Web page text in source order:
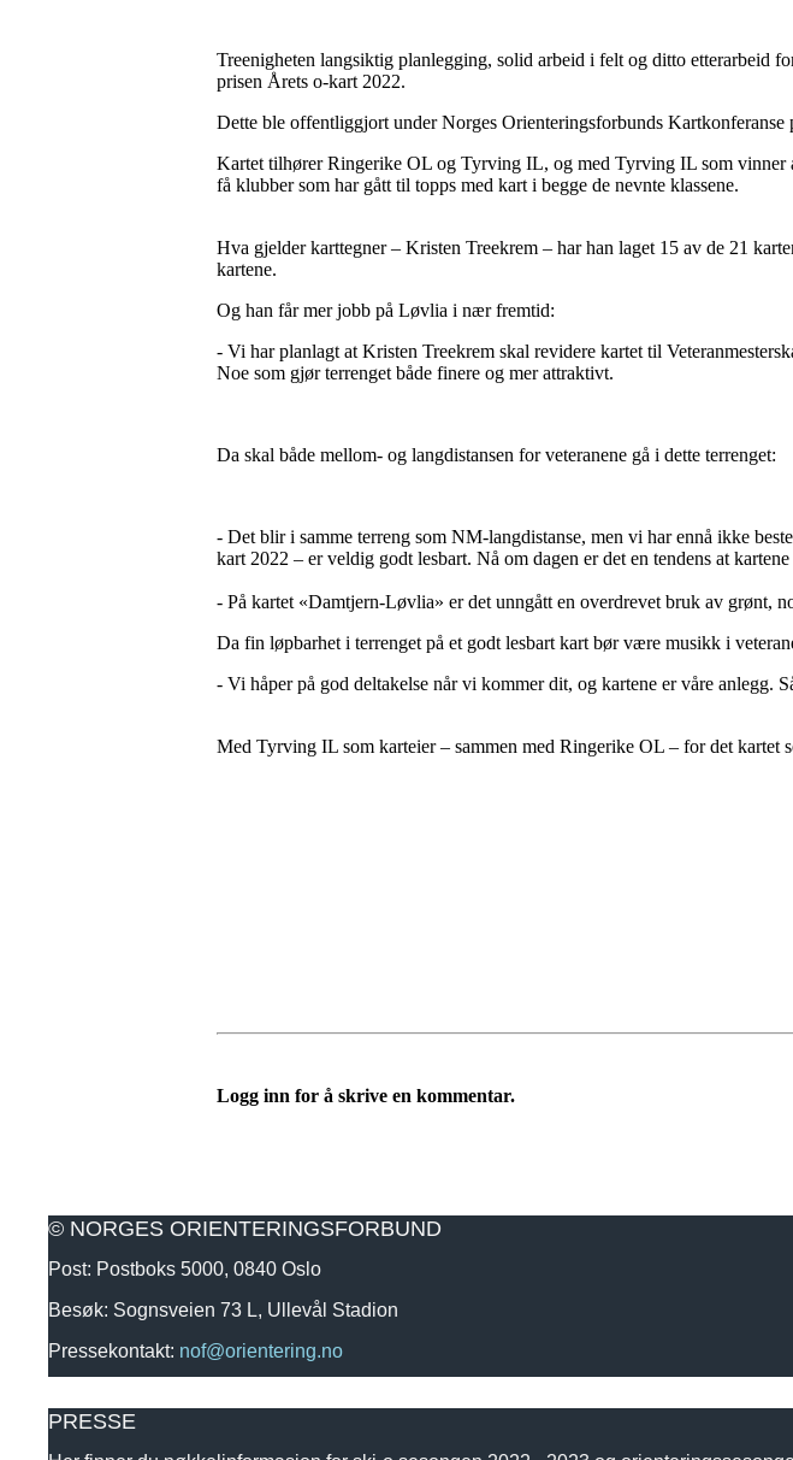
Treenigheten langsiktig planlegging, solid arbeid i felt og ditto etterarbeid
prisen Årets o-kart 2022.
Dette ble offentliggjort under Norges Orienteringsforbunds Kartkonferanse
Kartet tilhører Ringerike OL og Tyrving IL, og med Tyrving IL som vinner
få klubber som har gått til topps med kart i begge de nevnte klassene.
Hva gjelder karttegner – Kristen Treekrem – har han laget 15 av de 21
kartene.
Og han får mer jobb på Løvlia i nær fremtid:
- Vi har planlagt at Kristen Treekrem skal revidere kartet til
Noe som gjør terrenget både finere og mer attraktivt.
Da skal både mellom- og langdistansen for veteranene gå i dette terrenget:
- Det blir i samme terreng som NM-langdistanse, men vi har ennå ikke
kart 2022 – er veldig godt lesbart. Nå om dagen er det en tendens at
- På kartet «Damtjern-Løvlia» er det unngått en overdrevet bruk av grønt,
Da fin løpbarhet i terrenget på et godt lesbart kart bør være musikk i
- Vi håper på god deltakelse når vi kommer dit, og kartene er våre anlegg.
Med Tyrving IL som karteier – sammen med Ringerike OL – for det kartet
Logg inn for å skrive en kommentar.
© NORGES ORIENTERINGSFORBUND
Post: Postboks 5000, 0840 Oslo
Besøk: Sognsveien 73 L, Ullevål Stadion
Pressekontakt: nof@orientering.no
PRESSE